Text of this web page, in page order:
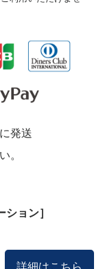
発送
。
ョン］
詳細はこちら